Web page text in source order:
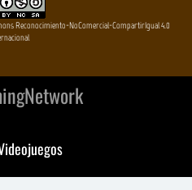
Reconocimiento-NoComercial-CompartirIgual 4.0